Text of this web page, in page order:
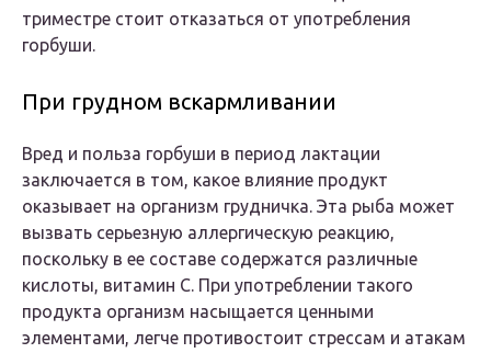
триместре стоит отказаться от употребления
горбуши.
При грудном вскармливании
Вред и польза горбуши в период лактации
заключается в том, какое влияние продукт
оказывает на организм грудничка. Эта рыба может
вызвать серьезную аллергическую реакцию,
поскольку в ее составе содержатся различные
кислоты, витамин С. При употреблении такого
продукта организм насыщается ценными
элементами, легче противостоит стрессам и атакам